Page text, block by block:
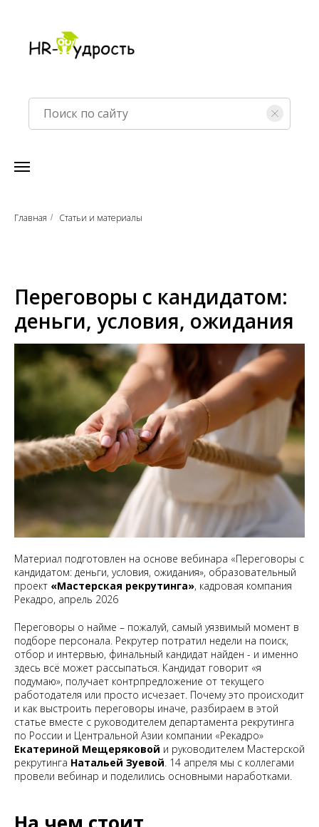
Главная / Статьи и материалы
Переговоры с кандидатом:
деньги, условия, ожидания
Материал подготовлен на основе вебинара «Переговоры с
кандидатом: деньги, условия, ожидания», образовательный
проект «Мастерская рекрутинга», кадровая компания
Рекадро, апрель 2026
Переговоры о найме – пожалуй, самый уязвимый момент в
подборе персонала. Рекрутер потратил недели на поиск,
отбор и интервью, финальный кандидат найден - и именно
здесь всё может рассыпаться. Кандидат говорит «я
подумаю», получает контрпредложение от текущего
работодателя или просто исчезает. Почему это происходит
и как выстроить переговоры иначе, разбираем в этой
статье вместе с руководителем департамента рекрутинга
по России и Центральной Азии компании «Рекадро»
Екатериной Мещеряковой и руководителем Мастерской
рекрутинга Натальей Зуевой . 14 апреля мы с коллегами
провели вебинар и поделились основными наработками.